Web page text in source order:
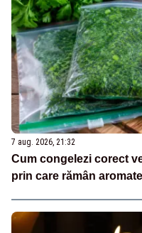
7 aug. 2026, 21:32
Cum congelezi corect
prin care rămân